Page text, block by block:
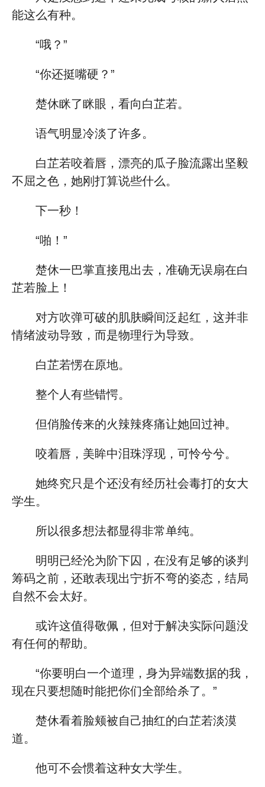
能这么有种。
“哦？”
“你还挺嘴硬？”
楚休眯了眯眼，看向白芷若。
语气明显冷淡了许多。
白芷若咬着唇，漂亮的瓜子脸流露出坚毅
不屈之色，她刚打算说些什么。
下一秒！
“啪！”
楚休一巴掌直接甩出去，准确无误扇在白
芷若脸上！
对方吹弹可破的肌肤瞬间泛起红，这并非
情绪波动导致，而是物理行为导致。
白芷若愣在原地。
整个人有些错愕。
但俏脸传来的火辣辣疼痛让她回过神。
咬着唇，美眸中泪珠浮现，可怜兮兮。
她终究只是个还没有经历社会毒打的女大
学生。
所以很多想法都显得非常单纯。
明明已经沦为阶下囚，在没有足够的谈判
筹码之前，还敢表现出宁折不弯的姿态，结局
自然不会太好。
或许这值得敬佩，但对于解决实际问题没
有任何的帮助。
“你要明白一个道理，身为异端数据的我，
现在只要想随时能把你们全部给杀了。”
楚休看着脸颊被自己抽红的白芷若淡漠
道。
他可不会惯着这种女大学生。